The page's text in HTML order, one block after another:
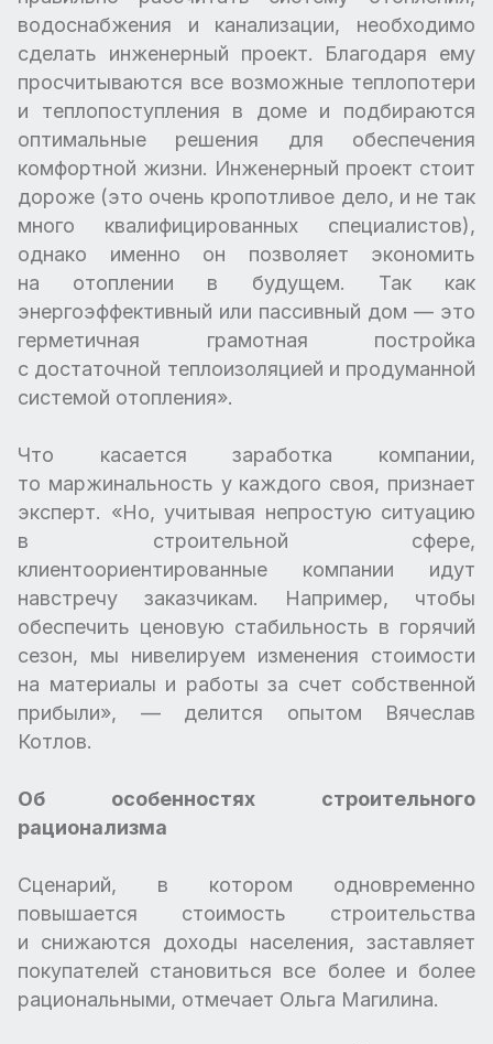
водоснабжения и канализации, необходимо
сделать инженерный проект. Благодаря ему
просчитываются все возможные теплопотери
и теплопоступления в доме и подбираются
оптимальные решения для обеспечения
комфортной жизни. Инженерный проект стоит
дороже (это очень кропотливое дело, и не так
много квалифицированных специалистов),
однако именно он позволяет экономить
на отоплении в будущем. Так как
энергоэффективный или пассивный дом — это
герметичная грамотная постройка
с достаточной теплоизоляцией и продуманной
системой отопления».
Что касается заработка компании,
то маржинальность у каждого своя, признает
эксперт. «Но, учитывая непростую ситуацию
в строительной сфере,
клиентоориентированные компании идут
навстречу заказчикам. Например, чтобы
обеспечить ценовую стабильность в горячий
сезон, мы нивелируем изменения стоимости
на материалы и работы за счет собственной
прибыли», — делится опытом Вячеслав
Котлов.
Об особенностях строительного
рационализма
Сценарий, в котором одновременно
повышается стоимость строительства
и снижаются доходы населения, заставляет
покупателей становиться все более и более
рациональными, отмечает Ольга Магилина.